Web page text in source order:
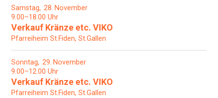
Samstag 28 November
9.00–18.00 Uhr
Verkauf Kränze etc. VIKO
Pfarreiheim St.Fiden, St.Gallen
Sonntag 29 November
9.00–12.00 Uhr
Verkauf Kränze etc. VIKO
Pfarreiheim St.Fiden, St.Gallen